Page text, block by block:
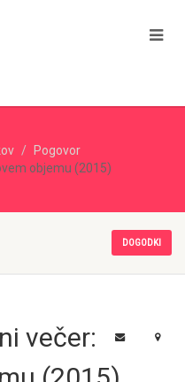
Pogovor
objemu (2015)
DOGODKI
večer: